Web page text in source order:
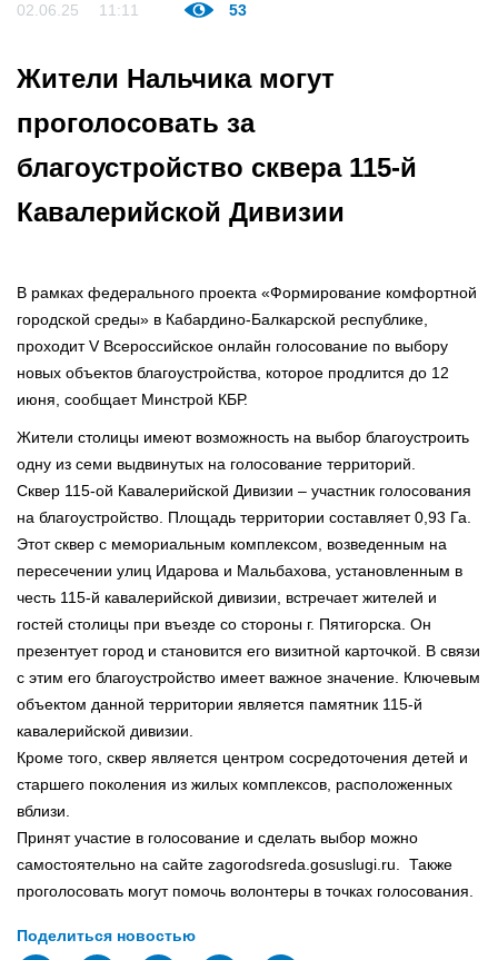
02.06.25 11:11 53
Жители Нальчика могут
проголосовать за
благоустройство сквера 115-й
Кавалерийской Дивизии
В рамках федерального проекта «Формирование комфортной
городской среды» в Кабардино-Балкарской республике,
проходит V Всероссийское онлайн голосование по выбору
новых объектов благоустройства, которое продлится до 12
июня, сообщает Минстрой КБР.
Жители столицы имеют возможность на выбор благоустроить
одну из семи выдвинутых на голосование территорий.
Сквер 115-ой Кавалерийской Дивизии – участник голосования
на благоустройство. Площадь территории составляет 0,93 Га.
Этот сквер с мемориальным комплексом, возведенным на
пересечении улиц Идарова и Мальбахова, установленным в
честь 115-й кавалерийской дивизии, встречает жителей и
гостей столицы при въезде со стороны г. Пятигорска. Он
презентует город и становится его визитной карточкой. В связи
с этим его благоустройство имеет важное значение. Ключевым
объектом данной территории является памятник 115-й
кавалерийской дивизии.
Кроме того, сквер является центром сосредоточения детей и
старшего поколения из жилых комплексов, расположенных
вблизи.
Принят участие в голосование и сделать выбор можно
самостоятельно на сайте zagorodsreda.gosuslugi.ru. Также
проголосовать могут помочь волонтеры в точках голосования.
Поделиться новостью